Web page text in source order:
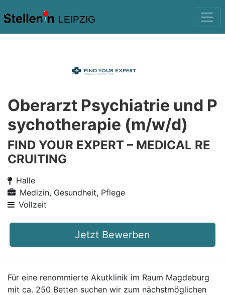
LEIPZIG
Oberarzt Psychiatrie und P
sychotherapie (m/w/d)
FIND YOUR EXPERT – MEDICAL RE
CRUITING
Halle
Medizin, Gesundheit, Pflege
Vollzeit
Jetzt Bewerben
Für eine renommierte Akutklinik im Raum Magdeburg
mit ca. 250 Betten suchen wir zum nächstmöglichen